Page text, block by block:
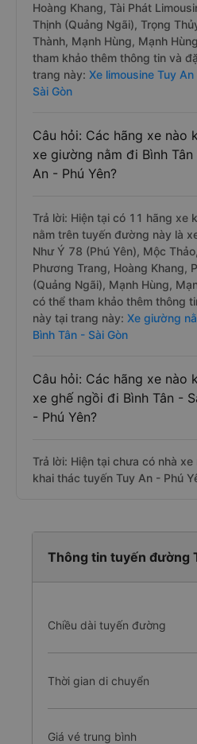
Hoàng Khang, Tài Phát
Thịnh (Quảng Ngãi), Trọng
Thành, Mạnh Hùng, Mạnh
tham khảo thêm thông tin và
trang này: Xe limousine Tuy
Sài Gòn
Câu hỏi: Các hãng xe nào
xe giường nằm đi Bình
An - Phú Yên?
Trả lời: Hiện tại có 11 hãng xe
nằm trên tuyến đường này là
Như Ý 78 (Phú Yên), Mộc
Phương Trang, Hoàng Khang,
(Quảng Ngãi), Mạnh Hùng,
có thể tham khảo thêm thông
này tại trang này: Xe giường
Bình Tân - Sài Gòn
Câu hỏi: Các hãng xe nào
xe ghế ngồi đi Bình Tân -
- Phú Yên?
Trả lời: Hiện tại chưa có nhà
khai thác tuyến Tuy An - Phú
Thông tin tuyến đường
Chiều dài tuyến đường
Thời gian di chuyển
Giá vé trung bình